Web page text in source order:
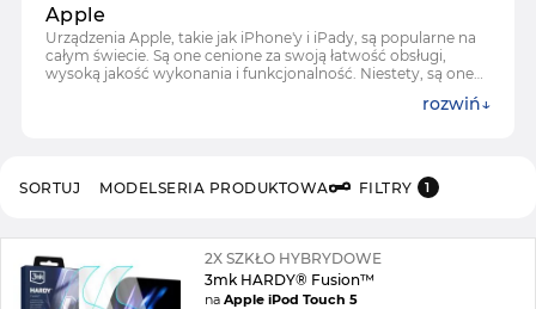
Apple
Urządzenia Apple, takie jak iPhone'y i iPady, są popularne na
całym świecie. Są one cenione za swoją łatwość obsługi,
wysoką jakość wykonania i funkcjonalność. Niestety, są one
akcesoria ochronne do urządzeń Apple, aby minimalizować
rozwiń
MODELSERIA PRODUKTOWA FILTRY 1
SORTUJ
2X SZKŁO HYBRYDOWE
3mk HARDY® Fusion™
naApple iPod Touch 5